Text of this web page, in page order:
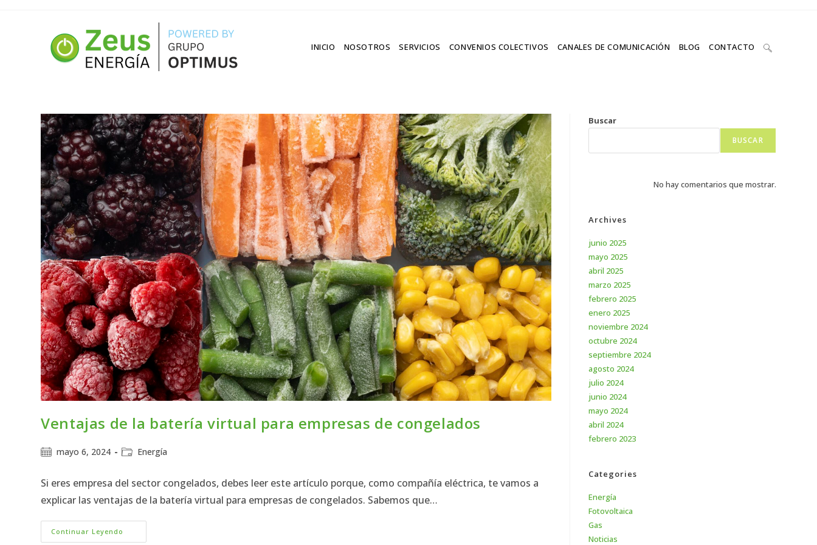
INICIO NOSOTROS SERVICIOS CONVENIOS COLECTIVOS CANALES DE COMUNICACIÓN BLOG CONTACTO
Ventajas de la batería virtual para empresas de congelados
mayo 6, 2024 Energía
Si eres empresa del sector congelados, debes leer este artículo porque, como compañía eléctrica, te vamos a
explicar las ventajas de la batería virtual para empresas de congelados. Sabemos que…
Continuar Leyendo
Buscar
BUSCAR
No hay comentarios que mostrar.
Archives
junio 2025
mayo 2025
abril 2025
marzo 2025
febrero 2025
enero 2025
noviembre 2024
octubre 2024
septiembre 2024
agosto 2024
julio 2024
junio 2024
mayo 2024
abril 2024
febrero 2023
Categories
Energía
Fotovoltaica
Gas
Noticias